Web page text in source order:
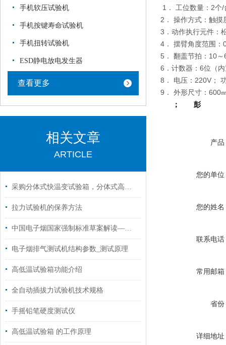
手机软压试验机
手机按键寿命试验机
手机扭转试验机
ESD静电放电发生器
查看更多
相关文章
ARTICLE
采购分体式快温变试验箱，分体式高低温试验箱，要选对供应商
拉力试验机的保养方法
中国电子烟国家强制标准草案解读——电子烟烟具技术要求与试验
电子烟排气测试机结构参数_测试原理
高低温试验箱功能介绍
全自动插拔力试验机技术规格
手摇铅笔硬度测试仪
高低温试验箱 的工作原理
1． 工位数量：2个/
2． 操作方式：触摸
3．动作执行元件：
4． 摆臂角度范围：
5． 翻盖节拍：10
6．计数器：6位（
8． 电压：220V；
9． 外形尺寸：600
； 彭
产品
您的单位
您的姓名
联系电话
常用邮箱
省份
详细地址